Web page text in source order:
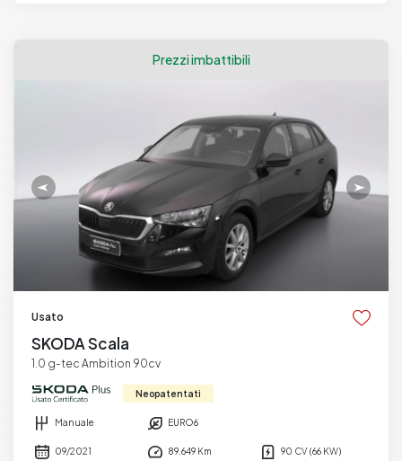
Prezzi imbattibili
Usato
SKODA Scala
1.0 g-tec Ambition 90cv
Neopatentati
Manuale EURO6
09/2021 89.649 Km 90 CV (66 KW)